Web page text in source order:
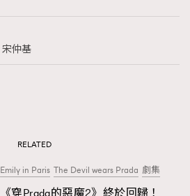
宋仲基
RELATED
Emily in Paris The Devil wears Prada 劇集
《穿Prada的惡魔2》終於回歸！